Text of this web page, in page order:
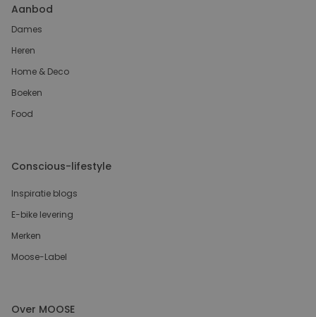
Aanbod
Dames
Heren
Home & Deco
Boeken
Food
Conscious-lifestyle
Inspiratie blogs
E-bike levering
Merken
Moose-Label
Over MOOSE